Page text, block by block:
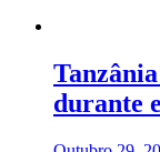
durante